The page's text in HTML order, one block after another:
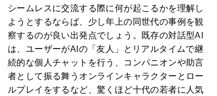
シームレスに交流する際に何が起こるかを理解し
ようとするならば、少し年上の同世代の事例を観
察するのが良い出発点でしょう。既存の対話型AI
は、ユーザーがAIの「友人」とリアルタイムで継
続的な個人チャットを行う、コンパニオンや助言
者として振る舞うオンラインキャラクターとロー
ルプレイをするなど、驚くほど十代の若者に人気